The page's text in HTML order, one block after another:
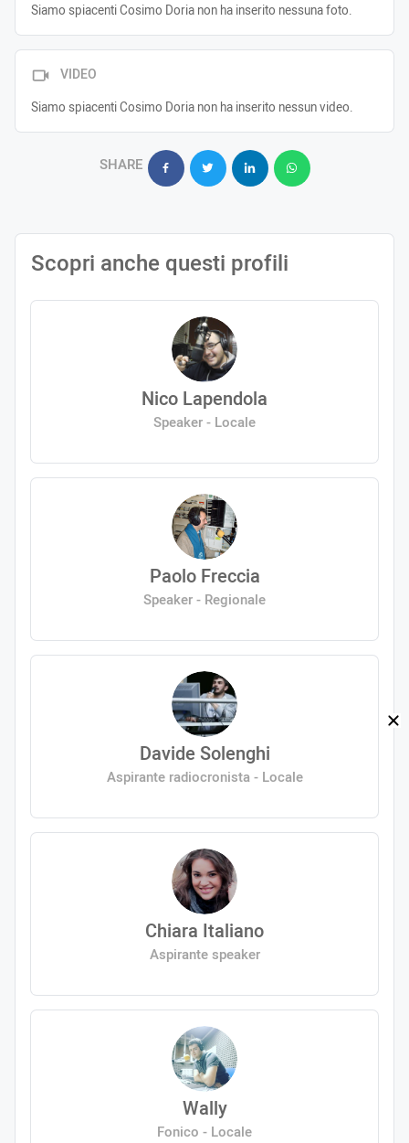
Siamo spiacenti Cosimo Doria non ha inserito nessuna foto.
VIDEO
Siamo spiacenti Cosimo Doria non ha inserito nessun video.
SHARE
Scopri anche questi profili
Nico Lapendola
Speaker - Locale
Paolo Freccia
Speaker - Regionale
Davide Solenghi
Aspirante radiocronista - Locale
Chiara Italiano
Aspirante speaker
Wally
Fonico - Locale